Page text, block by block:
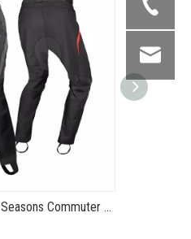
SP03 Ones CE Four Seasons Commuter Casual Keep Warm Cycling Pants